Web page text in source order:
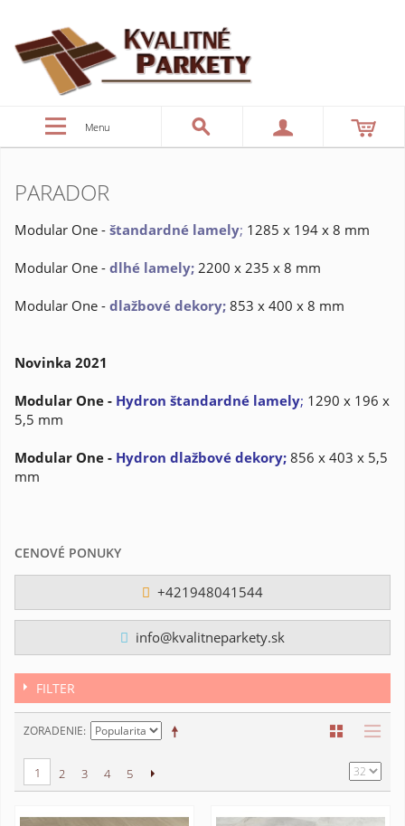
Menu
PARADOR
Modular One - štandardné lamely; 1285 x 194 x 8 mm
Modular One - dlhé lamely; 2200 x 235 x 8 mm
Modular One - dlažbové dekory; 853 x 400 x 8 mm
Novinka 2021
Modular One - Hydron štandardné lamely; 1290 x 196 x
5,5 mm
Modular One - Hydron dlažbové dekory; 856 x 403 x 5,5
mm
CENOVÉ PONUKY
+421948041544
info@kvalitneparkety.sk
FILTER
ZORADENIE
1 2 3 4 5